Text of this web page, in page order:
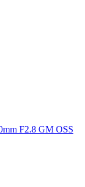
F2.8 GM OSS